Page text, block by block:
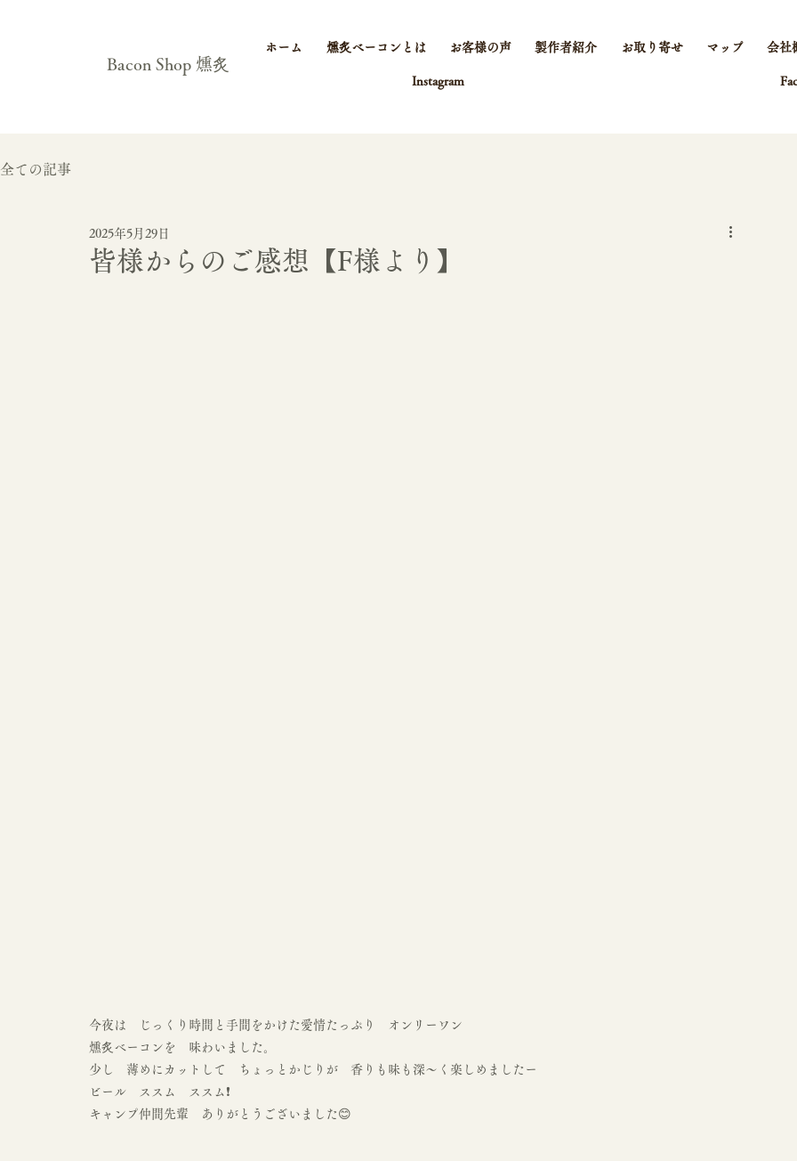
Bacon Shop 燻炙
ホーム 燻炙ベーコンとは お客様の声 製作者紹介 お取り寄せ マップ 会社
Instagram
全ての記事
皆様からのご感想【F様より】
2025年5月29日
今夜は　じっくり時間と手間をかけた愛情たっぷり　オンリーワン
燻炙ベーコンを　味わいました。
少し　薄めにカットして　ちょっとかじりが　香りも味も深〜く楽しめましたー
ビール　ススム　ススム❗
キャンプ仲間先輩　ありがとうございました😊